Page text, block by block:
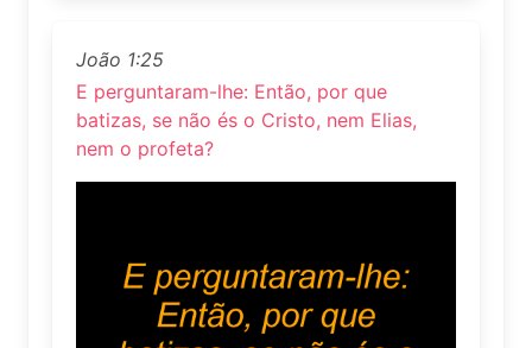
João 1:25
E perguntaram-lhe: Então, por que
batizas, se não és o Cristo, nem Elias,
nem o profeta?